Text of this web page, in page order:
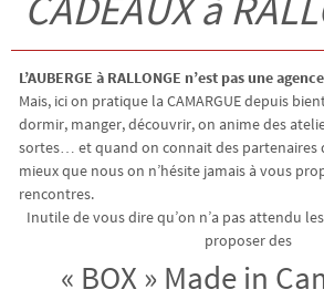
L’AUBERGE à RALLONGE n’est pas une
Mais, ici on pratique la CAMARGUE depuis
dormir, manger, découvrir, on anime des
sortes… et quand on connait des partenaires
mieux que nous on n’hésite jamais à vous
rencontres.
Inutile de vous dire qu’on n’a pas attendu
proposer des
« BOX » Made in